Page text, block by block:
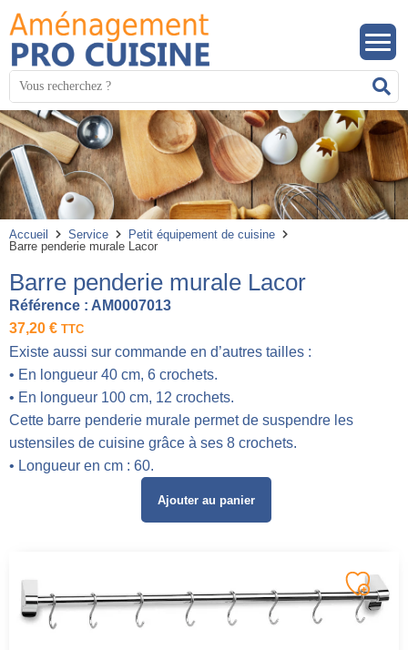
Mots
clés
:
Accueil Service
Petit équipement de cuisine
Barre penderie murale Lacor
Barre penderie murale Lacor
Référence : AM0007013
37,20 € TTC
Existe aussi sur commande en d’autres tailles :
• En longueur 40 cm, 6 crochets.
• En longueur 100 cm, 12 crochets.
Cette barre penderie murale permet de suspendre les
ustensiles de cuisine grâce à ses 8 crochets.
• Longueur en cm : 60.
Ajouter au panier
Panneau de gestion des cookies